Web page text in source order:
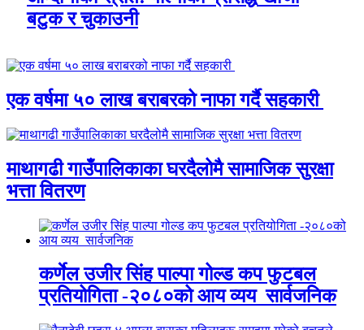
बटुक र चुकाउनी
एक वर्षमा ५० लाख बराबरको नाफा गर्दै सहकारी
माथागढी गाउँपालिकाका घरदैलोमै सामाजिक सुरक्षा
भत्ता वितरण
कर्णेल उजीर सिंह पाल्पा गोल्ड कप फुटबल
प्रतियोगिता -२०८०को आय व्यय सार्वजनिक